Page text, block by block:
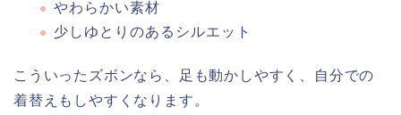
やわらかい素材
少しゆとりのあるシルエット
こういったズボンなら、足も動かしやすく、自分での
着替えもしやすくなります。